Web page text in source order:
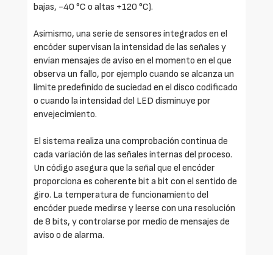
bajas, -40 °C o altas +120 °C).
Asimismo, una serie de sensores integrados en el
encóder supervisan la intensidad de las señales y
envían mensajes de aviso en el momento en el que
observa un fallo, por ejemplo cuando se alcanza un
límite predefinido de suciedad en el disco codificado
o cuando la intensidad del LED disminuye por
envejecimiento.
El sistema realiza una comprobación continua de
cada variación de las señales internas del proceso.
Un código asegura que la señal que el encóder
proporciona es coherente bit a bit con el sentido de
giro. La temperatura de funcionamiento del
encóder puede medirse y leerse con una resolución
de 8 bits, y controlarse por medio de mensajes de
aviso o de alarma.